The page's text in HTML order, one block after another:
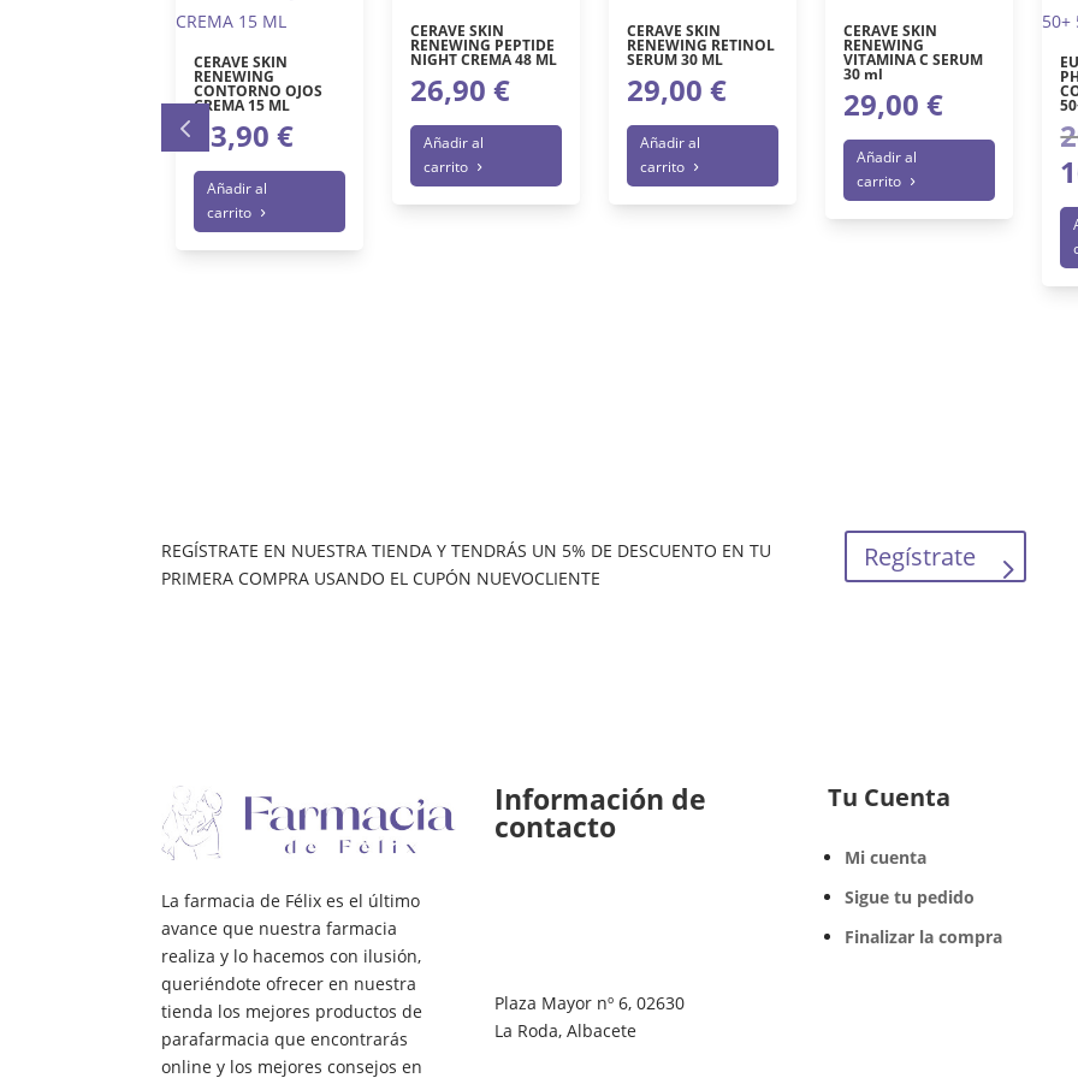
CERAVE SKIN
RENEWING
CONTORNO OJOS
CREMA 15 ML
23,90€
Añadir al
carrito
CERAVE SKIN
RENEWING PEPTIDE
NIGHT CREMA 48 ML
26,90€
Añadir al
carrito
CERAVE SKIN
RENEWING RETINOL
SERUM 30 ML
29,00€
Añadir al
carrito
CERAVE SKIN
RENEWING
VITAMINA C SERUM
30 ml
29,00€
Añadir al
carrito
REGÍSTRATE EN NUESTRA TIENDA Y TENDRÁS UN 5% DE DESCUENTO EN TU
PRIMERA COMPRA USANDO EL CUPÓN NUEVOCLIENTE
Regístrate
La farmacia de Félix es el último
avance que nuestra farmacia
realiza y lo hacemos con ilusión,
queriéndote ofrecer en nuestra
tienda los mejores productos de
parafarmacia que encontrarás
online y los mejores consejos en
Información de
contacto
Plaza Mayor nº 6, 02630
La Roda, Albacete
Tu Cuenta
Mi cuenta
Sigue tu pedido
Finalizar la compra